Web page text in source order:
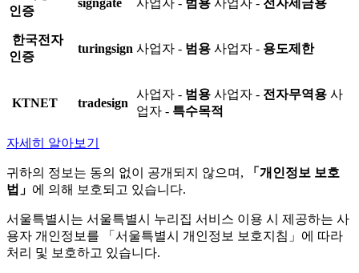
인증
signgate 사업자 - 범용 사업자 - 전자세금용
한국전자
인증
turingsign 사업자 - 범용 사업자 - 용도제한
KTNET tradesign
사업자 - 범용 사업자 - 전자무역용 사
업자 - 특수목적
자세히 알아보기
귀하의 정보는 동의 없이 공개되지 않으며,
「개인정보 보호
법」 에 의해 보호되고 있습니다.
서울특별시는 서울특별시 누리집 서비스 이용 시 제공하는 사
용자 개인정보를 「서울특별시 개인정보 보호지침」에 따라
처리 및 보호하고 있습니다.